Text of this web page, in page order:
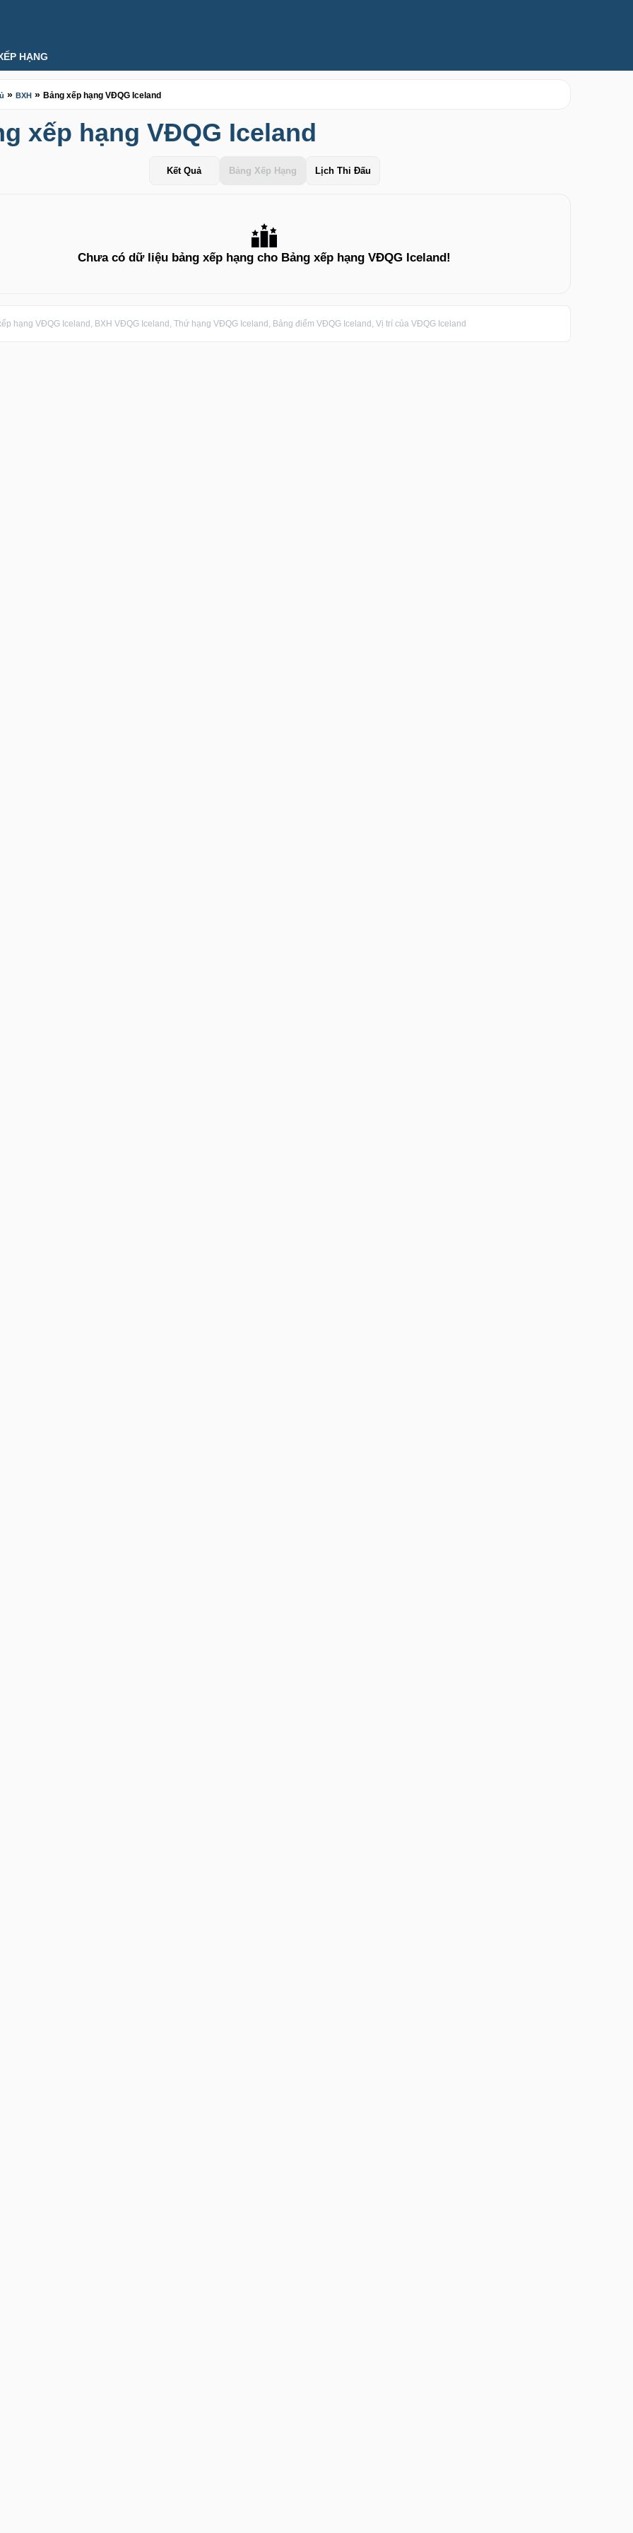
HẠNG
» BXH » Bảng xếp hạng VĐQG Iceland
xếp hạng VĐQG Iceland
Kết Quả Bảng Xếp Hạng Lịch Thi Đấu
Chưa có dữ liệu bảng xếp hạng cho Bảng xếp hạng VĐQG Iceland!
hạng VĐQG Iceland, BXH VĐQG Iceland, Thứ hạng VĐQG Iceland, Bảng điểm VĐQG Iceland, Vị trí của VĐQG Iceland